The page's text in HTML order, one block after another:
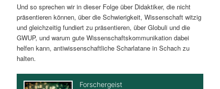
e
n
n
g
e
n
Und so sprechen wir in dieser Folge über Didaktiker, die nicht
präsentieren können, über die Schwierigkeit, Wissenschaft witzig
und gleichzeitig fundiert zu präsentieren, über Globuli und die
GWUP, und warum gute Wissenschaftskommunikation dabei
helfen kann, antiwissenschaftliche Scharlatane in Schach zu
halten.